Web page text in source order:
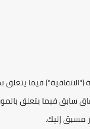
فيما يتعلق
سابق فيما يتعلق
مسبق إليك.